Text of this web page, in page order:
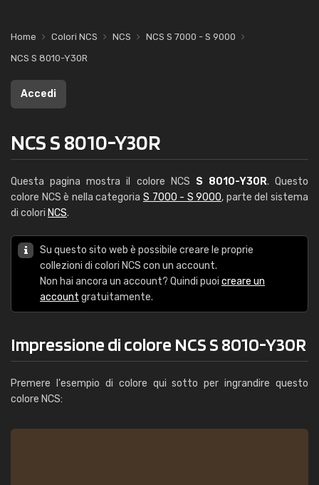
Home Colori NCS NCS
NCS S 7000 - S 9000
NCS S 8010-Y30R
Accedi
NCS S 8010-Y30R
Questa pagina mostra il colore NCS S 8010-Y30R. Questo
colore NCS è nella categoria S 7000 - S 9000, parte del sistema
di colori NCS.
Su questo sito web è possibile creare le proprie
collezioni di colori NCS con un account.
Non hai ancora un account? Quindi puoi creare un
account gratuitamente.
Impressione di colore NCS S 8010-Y30R
Premere l'esempio di colore qui sotto per ingrandire questo
colore NCS: